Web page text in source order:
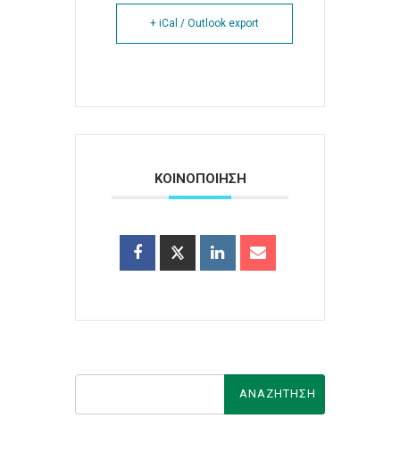
+ iCal / Outlook export
ΚΟΙΝΟΠΟΙΗΣΗ